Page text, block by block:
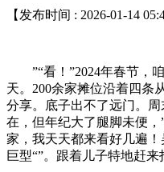
【发布时间 : 2026-01-14
”“看！”2024年春节，咱
天。200余家摊位沿着四条
分享。底子出不了远门。周
在，但年纪大了腿脚未便
家，我天天都来看好几遍
巨型“”。跟着儿子特地赶来